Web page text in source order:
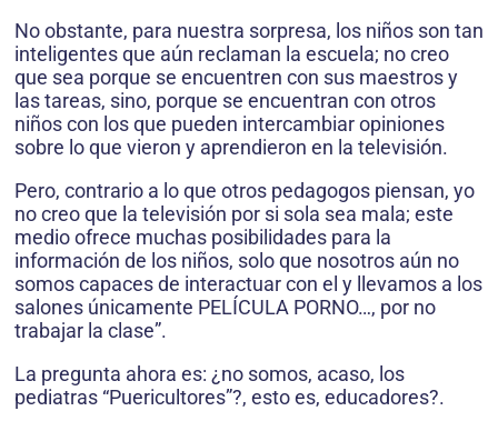
No obstante, para nuestra sorpresa, los niños son tan
inteligentes que aún reclaman la escuela; no creo
que sea porque se encuentren con sus maestros y
las tareas, sino, porque se encuentran con otros
niños con los que pueden intercambiar opiniones
sobre lo que vieron y aprendieron en la televisión.
Pero, contrario a lo que otros pedagogos piensan, yo
no creo que la televisión por si sola sea mala; este
medio ofrece muchas posibilidades para la
información de los niños, solo que nosotros aún no
somos capaces de interactuar con el y llevamos a los
salones únicamente PELÍCULA PORNO…, por no
trabajar la clase”.
La pregunta ahora es: ¿no somos, acaso, los
pediatras “Puericultores”?, esto es, educadores?.